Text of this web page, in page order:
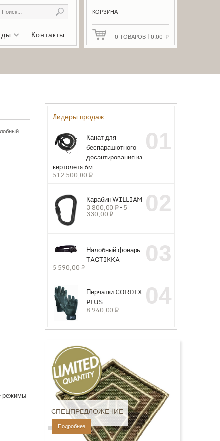
Контакты
КОРЗИНА
0 ТОВАРОВ | 0,00 ₽
режимы
Лидеры продаж
Канат для
беспарашютного
десантирования из
вертолета 6м
512 500,00₽
01
Карабин WILLIAM
3 800,00₽–5
330,00₽ 02
Налобный фонарь
TACTIKKA
5 590,00₽
03
Перчатки CORDEX
PLUS
8 940,00₽
04
СПЕЦПРЕДЛОЖЕНИЕ
Подробнее